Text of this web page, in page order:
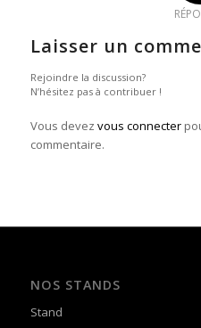
Laisser un
Rejoindre la discussion?
N’hésitez pas à contribuer !
Vous devez vous connecter
commentaire.
NOS STANDS
Stand